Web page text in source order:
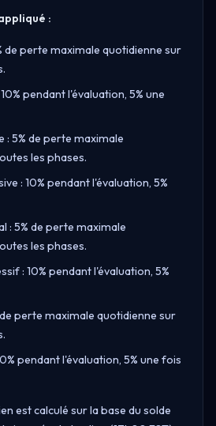
:
de perte maximale quotidienne sur
pendant l'évaluation, 5% une
: 5% de perte maximale
les phases.
: 10% pendant l'évaluation, 5%
: 5% de perte maximale
les phases.
: 10% pendant l'évaluation, 5%
perte maximale quotidienne sur
pendant l'évaluation, 5% une fois
est calculé sur la base du solde